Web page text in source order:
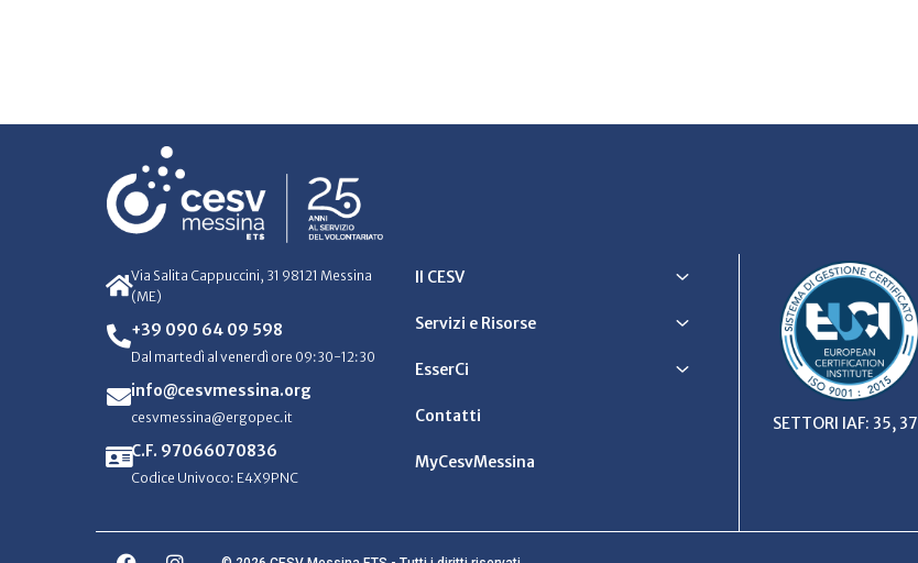
Via Salita Cappuccini, 31 98121 Messina
(ME)
+39 090 64 09 598
Dal martedì al venerdì ore 09:30-12:30
info@cesvmessina.org
cesvmessina@ergopec.it
C.F. 97066070836
Codice Univoco: E4X9PNC
Il CESV
Servizi e Risorse
EsserCi
Contatti
MyCesvMessina
SETTORI IAF: 35, 37